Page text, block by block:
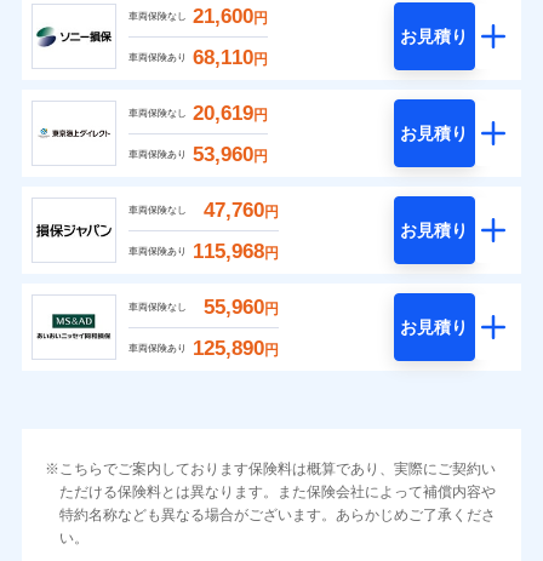
車両保険なし 21,600円
車両保険あり 68,110円
お見積り
車両保険なし 20,619円
車両保険あり 53,960円
お見積り
車両保険なし 47,760円
車両保険あり 115,968円
お見積り
車両保険なし 55,960円
車両保険あり 125,890円
お見積り
こちらでご案内しております保険料は概算であり、実際にご契約い
ただける保険料とは異なります。また保険会社によって補償内容や
特約名称なども異なる場合がございます。あらかじめご了承くださ
い。